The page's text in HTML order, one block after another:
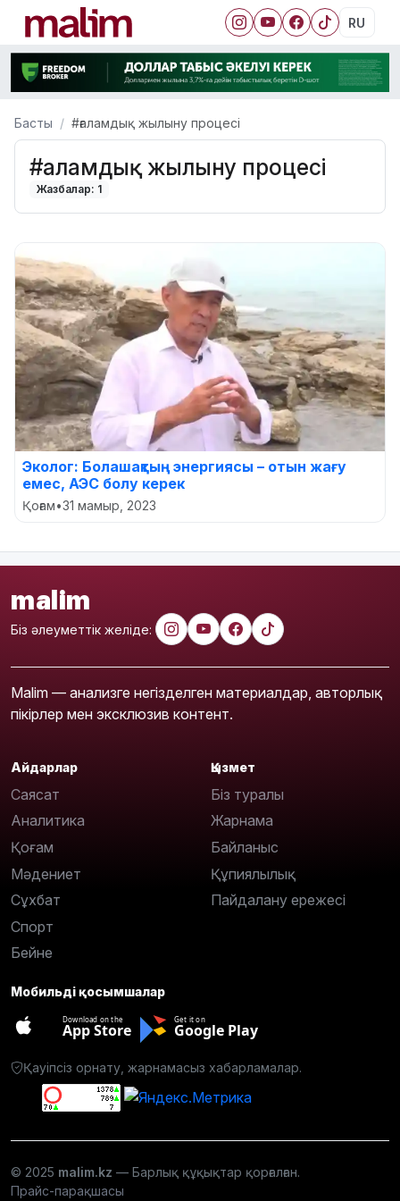
RU
Басты #ғаламдық жылыну процесі
#ғаламдық жылыну процесі
Жазбалар: 1
Эколог: Болашақтың энергиясы – отын жағу
емес, АЭС болу керек
Қоғам•31 мамыр, 2023
malim
Біз әлеуметтік желіде:
Malim — анализге негізделген материалдар, авторлық
пікірлер мен эксклюзив контент.
Айдарлар
Саясат
Аналитика
Қоғам
Мәдениет
Сұхбат
Спорт
Бейне
Қызмет
Біз туралы
Жарнама
Байланыс
Құпиялылық
Пайдалану ережесі
Мобильді қосымшалар
Download on the
App Store
Get it on
Google Play
Қауіпсіз орнату, жарнамасыз хабарламалар.
© 2025 malim.kz — Барлық құқықтар қорғалған.
Прайс-парақшасы